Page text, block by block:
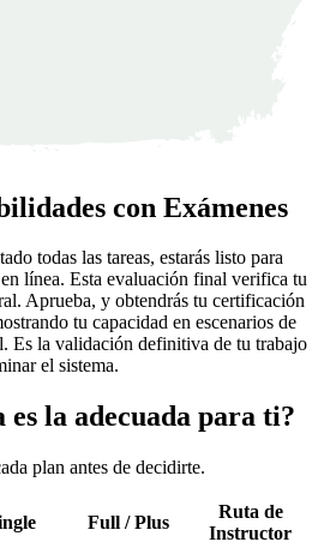
con Exámenes
todas las tareas, estarás listo para
línea. Esta evaluación final verifica tu
Aprueba, y obtendrás tu certificación
tu capacidad en escenarios de
Es la validación definitiva de tu trabajo
el sistema.
es la adecuada para ti?
plan antes de decidirte.
Full / Plus
Ruta de
Instructor